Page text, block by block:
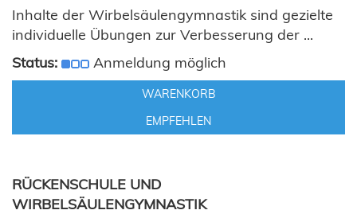
Inhalte der Wirbelsäulengymnastik sind gezielte
individuelle Übungen zur Verbesserung der ...
Status:
Anmeldung möglich
WARENKORB
EMPFEHLEN
RÜCKENSCHULE UND
WIRBELSÄULENGYMNASTIK